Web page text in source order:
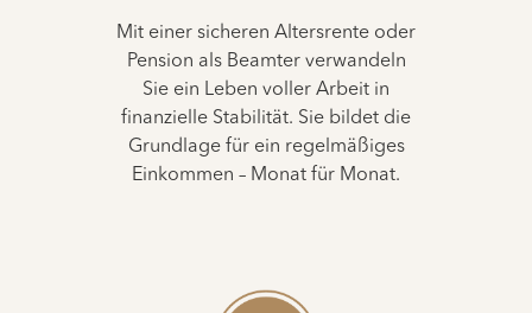
Mit einer sicheren Altersrente oder
Pension als Beamter verwandeln
Sie ein Leben voller Arbeit in
finanzielle Stabilität. Sie bildet die
Grundlage für ein regelmäßiges
Einkommen – Monat für Monat.